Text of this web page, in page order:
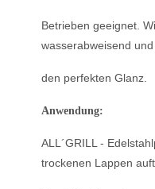
Betrieben geeignet.
wasserabweisend
den perfekten Glanz.
Anwendung:
ALL´GRILL -
trockenen Lappen